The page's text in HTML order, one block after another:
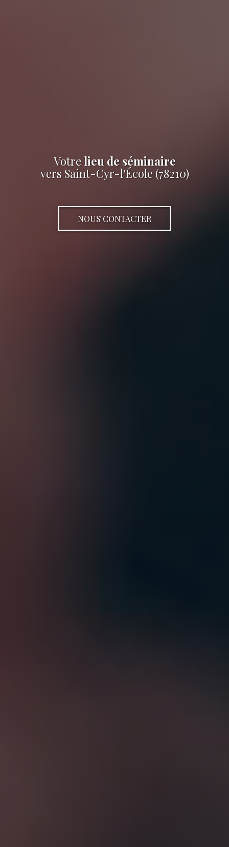
Votrelieu de séminaire
vers Saint-Cyr-l'École (78210)
NOUS CONTACTER